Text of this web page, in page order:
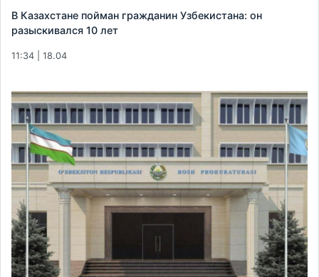
В Казахстане пойман гражданин Узбекистана: он
разыскивался 10 лет
11:34 | 18.04